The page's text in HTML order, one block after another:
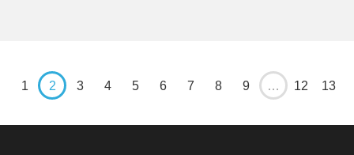
1 2 3 4 5 6 7 8 9 … 12 13